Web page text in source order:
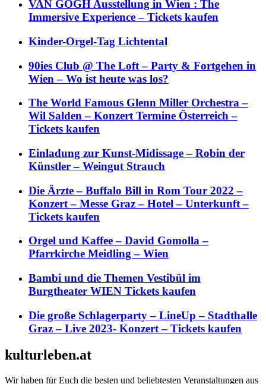
VAN GOGH Ausstellung in Wien : The
Immersive Experience – Tickets kaufen
Kinder-Orgel-Tag Lichtental
90ies Club @ The Loft – Party & Fortgehen in
Wien – Wo ist heute was los?
The World Famous Glenn Miller Orchestra –
Wil Salden – Konzert Termine Österreich –
Tickets kaufen
Einladung zur Kunst-Midissage – Robin der
Künstler – Weingut Strauch
Die Ärzte – Buffalo Bill in Rom Tour 2022 –
Konzert – Messe Graz – Hotel – Unterkunft –
Tickets kaufen
Orgel und Kaffee – David Gomolla –
Pfarrkirche Meidling – Wien
Bambi und die Themen Vestibül im
Burgtheater WIEN Tickets kaufen
Die große Schlagerparty – LineUp – Stadthalle
Graz – Live 2023- Konzert – Tickets kaufen
kulturleben.at
Wir haben für Euch die besten und beliebtesten Veranstaltungen aus